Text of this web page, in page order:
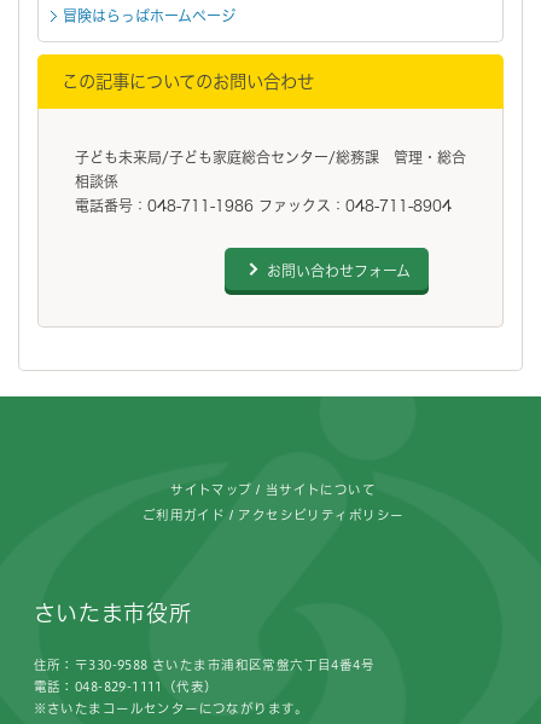
冒険はらっぱホームページ
この記事についてのお問い合わせ
子ども未来局/子ども家庭総合センター/総務課 管理・総合
相談係
電話番号：048-711-1986 ファックス：048-711-8904
お問い合わせフォーム
サイトマップ 当サイトについて
ご利用ガイド アクセシビリティポリシー
さいたま市役所
住所：〒330-9588 さいたま市浦和区常盤六丁目4番4号
電話：048-829-1111（代表）
※さいたまコールセンターにつながります。